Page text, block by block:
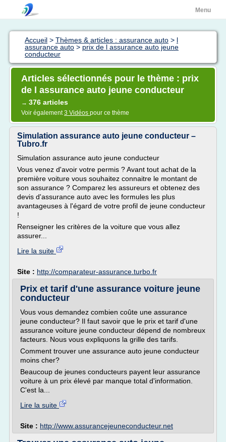
Menu
Accueil > Thèmes & articles : assurance auto > l
assurance auto > prix de l assurance auto jeune
conducteur
Articles sélectionnés pour le thème : prix
de l assurance auto jeune conducteur
→ 376 articles
Voir également3 Vidéos pour ce thème
Simulation assurance auto jeune conducteur –
Tubro.fr
Simulation assurance auto jeune conducteur
Vous venez d'avoir votre permis ? Avant tout achat de la
première voiture vous souhaitez connaitre le montant de
son assurance ? Comparez les assureurs et obtenez des
devis d'assurance auto avec les formules les plus
avantageuses à l'égard de votre profil de jeune conducteur
!
Renseigner les critères de la voiture que vous allez
assurer...
Lire la suite
Site : http://comparateur-assurance.turbo.fr
Prix et tarif d'une assurance voiture jeune
conducteur
Vous vous demandez combien coûte une assurance
jeune conducteur? Il faut savoir que le prix et tarif d'une
assurance voiture jeune conducteur dépend de nombreux
facteurs. Nous vous expliquons la grille des tarifs.
Comment trouver une assurance auto jeune conducteur
moins cher?
Beaucoup de jeunes conducteurs payent leur assurance
voiture à un prix élevé par manque total d'information.
C'est la...
Lire la suite
Site : http://www.assurancejeuneconducteur.net